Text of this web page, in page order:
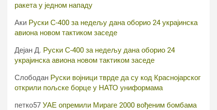
ракета у једном нападу
Аки Руски С-400 за недељу дана оборио 24 украјинска
авиона новом тактиком заседе
Дејан Д. Руски С-400 за недељу дана оборио 24
украјинска авиона новом тактиком заседе
Слободан Руски војници тврде да су код Краснојарског
открили пољске борце у НАТО униформама
петко57 УАЕ опремили Мираге 2000 вођеним бомбама